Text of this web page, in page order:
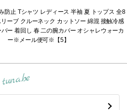
防止 Tシャツ レディース 半袖 夏 トップス 全8
ーブ クルーネック カットソー 綿混 接触冷感
ー 着回し 春 二の腕カバー オシャレウォーカ
ー※メール便可※【5】
tuna.be